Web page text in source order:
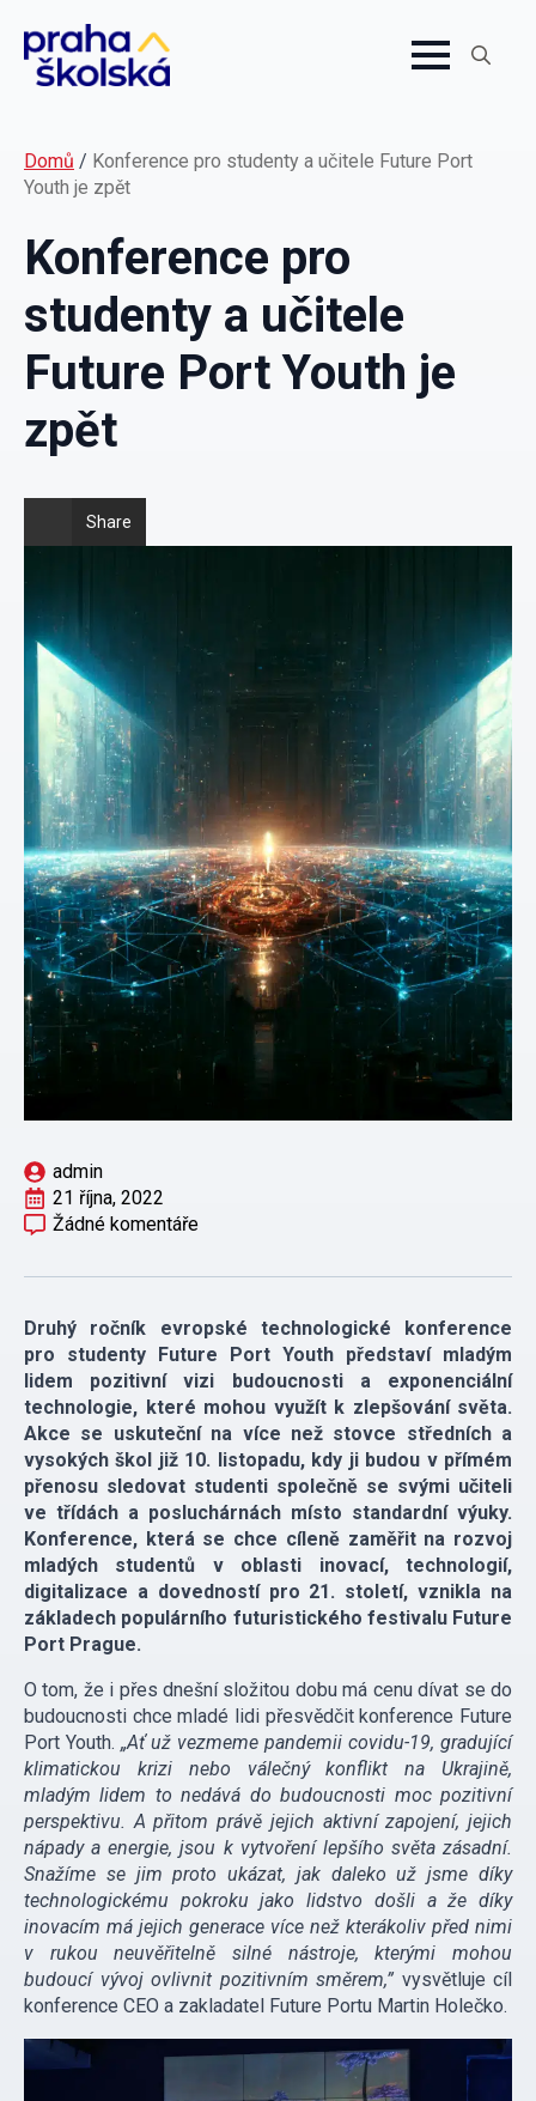
Domů / Konference pro studenty a učitele Future Port
Youth je zpět
Konference pro
studenty a učitele
Future Port Youth je
zpět
Share
admin
21 října, 2022
Žádné komentáře
Druhý ročník evropské technologické konference
pro studenty Future Port Youth představí mladým
lidem pozitivní vizi budoucnosti a exponenciální
technologie, které mohou využít k zlepšování světa.
Akce se uskuteční na více než stovce středních a
vysokých škol již 10. listopadu, kdy ji budou v přímém
přenosu sledovat studenti společně se svými učiteli
ve třídách a posluchárnách místo standardní výuky.
Konference, která se chce cíleně zaměřit na rozvoj
mladých studentů v oblasti inovací, technologií,
digitalizace a dovedností pro 21. století, vznikla na
základech populárního futuristického festivalu Future
Port Prague.
O tom, že i přes dnešní složitou dobu má cenu dívat se do
budoucnosti chce mladé lidi přesvědčit konference Future
Port Youth. „Ať už vezmeme pandemii covidu-19, gradující
klimatickou krizi nebo válečný konflikt na Ukrajině,
mladým lidem to nedává do budoucnosti moc pozitivní
perspektivu. A přitom právě jejich aktivní zapojení, jejich
nápady a energie, jsou k vytvoření lepšího světa zásadní.
Snažíme se jim proto ukázat, jak daleko už jsme díky
technologickému pokroku jako lidstvo došli a že díky
inovacím má jejich generace více než kterákoliv před nimi
v rukou neuvěřitelně silné nástroje, kterými mohou
budoucí vývoj ovlivnit pozitivním směrem,” vysvětluje cíl
konference CEO a zakladatel Future Portu Martin Holečko.